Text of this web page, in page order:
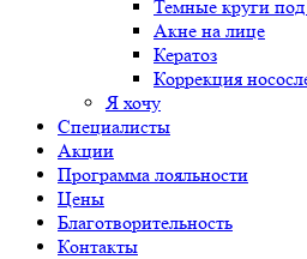
Темные круги под
Акне на лице
Кератоз
Коррекция
Я хочу
Специалисты
Акции
Программа лояльности
Цены
Благотворительность
Контакты